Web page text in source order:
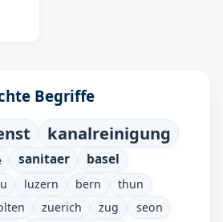
Begriffe
kanalreinigung
sanitaer basel
luzern bern
thun
zuerich zug
seon